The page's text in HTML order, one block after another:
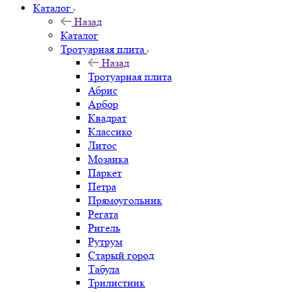
Каталог
Назад
Каталог
Тротуарная плита
Назад
Тротуарная плита
Абрис
Арбор
Квадрат
Классико
Литос
Мозаика
Паркет
Петра
Прямоугольник
Регата
Ригель
Рутрум
Старый город
Табула
Трилистник